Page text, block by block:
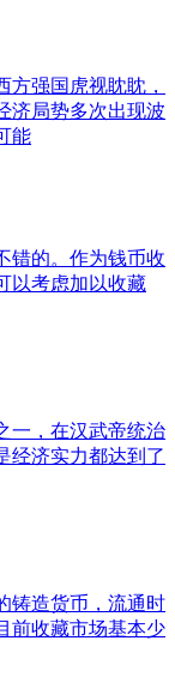
强国虎视眈眈，
济局势多次出现波
能
错的。作为钱币收
以考虑加以收藏
一，在汉武帝统治
经济实力都达到了
铸造货币，流通时
前收藏市场基本少